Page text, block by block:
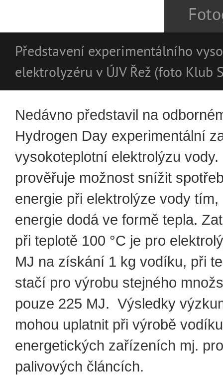
Představení experimentálního
elektrolyzéru v ÚJV Řež (foto Klub
Nedávno představil na
Hydrogen Day experimentální
vysokoteplotní elektrolýzu vody.
prověřuje možnost snížit
energie při elektrolýze vody
energie dodá ve formě tepla.
při teplotě 100 °C je pro
MJ na získání 1 kg vodíku, při
stačí pro výrobu stejného
pouze 225 MJ. Výsledky
mohou uplatnit při výrobě
energetických zařízeních mj.
palivových článcích.